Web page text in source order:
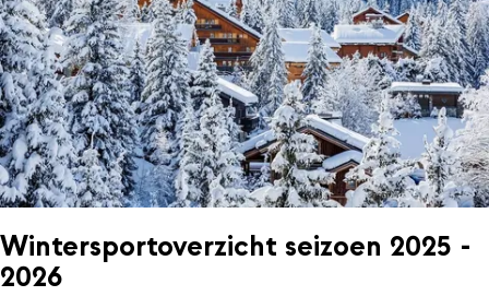
Wintersportoverzicht seizoen 2025 -
2026